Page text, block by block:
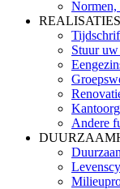
Normen,
REALISATIES
Stuur
Andere